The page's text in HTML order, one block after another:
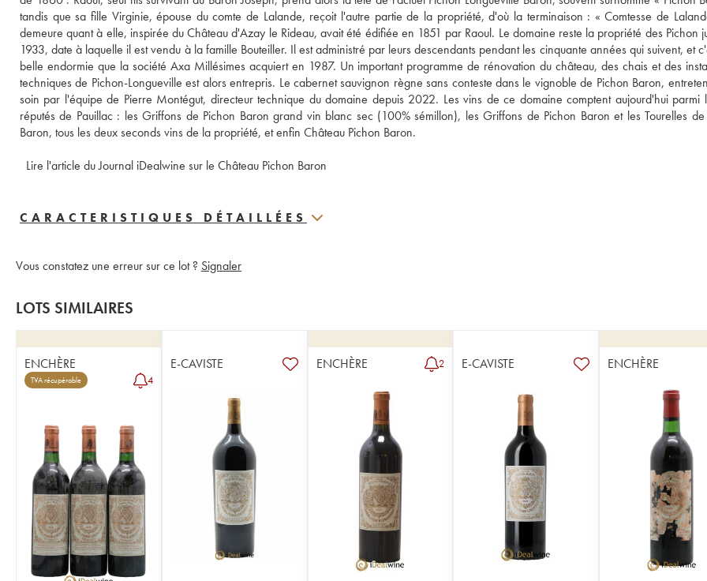
tandis que sa fille Virginie, épouse du comte de Lalande, reçoit l'autre partie de la propriété, d'où la terminaison : « Comtesse de
demeure quant à elle, inspirée du Château d'Azay le Rideau, avait été édifiée en 1851 par Raoul. Le domaine reste la propriété des Pichon
1933, date à laquelle il est vendu à la famille Bouteiller. Il est administré par leurs descendants pendant les cinquante années qui suivent, et
belle endormie que la société Axa Millésimes acquiert en 1987. Un important programme de rénovation du château, des chais et des
techniques de Pichon-Longueville est alors entrepris. Le cabernet sauvignon règne sans conteste dans le vignoble de Pichon Baron,
soin par l'équipe de Pierre Montégut, directeur technique du domaine depuis 2022. Les vins de ce domaine comptent aujourd'hui parmi
réputés de Pauillac : les Griffons de Pichon Baron grand vin blanc sec (100% sémillon), les Griffons de Pichon Baron et les Tourelles de
Baron, tous les deux seconds vins de la propriété, et enfin Château Pichon Baron.
Lire l'article du Journal iDealwine sur le Château Pichon Baron
CARACTERISTIQUES DÉTAILLÉES
Vous constatez une erreur sur ce lot ? Signaler
LOTS SIMILAIRES
ENCHÈRE
TVA récupérable 4
E-CAVISTE ENCHÈRE 2 E-CAVISTE ENCHÈRE